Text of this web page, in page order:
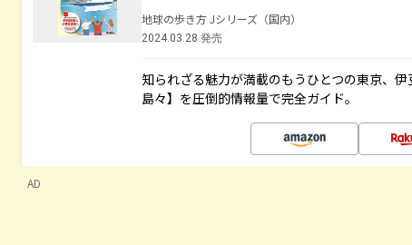
地球の歩き方 Jシリーズ（国内）
2024.03.28 発売
知られざる魅力が満載のもうひとつの東京、
島々】を圧倒的情報量で完全ガイド。
AD